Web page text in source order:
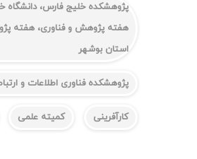
پژوهشکده خلیج فارس، دانشگاه
هفته پژوهش و فناوری، هفته
استان بوشهر
پژوهشکده فناوری اطلاعات و
کارآفرینی کمیته علمی